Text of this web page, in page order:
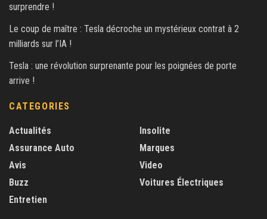
surprendre !
Le coup de maître : Tesla décroche un mystérieux contrat à 2
milliards sur l’IA !
Tesla : une révolution surprenante pour les poignées de porte
arrive !
CATEGORIES
Actualités
Assurance Auto
Avis
Buzz
Entretien
Insolite
Marques
Video
Voitures Électriques